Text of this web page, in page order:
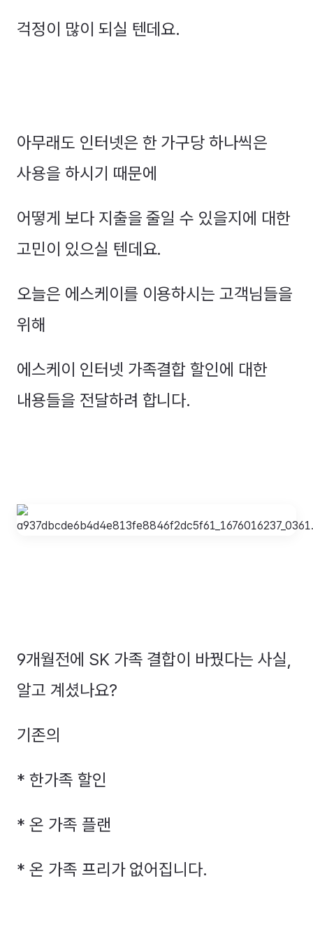
걱정이 많이 되실 텐데요.
아무래도 인터넷은 한 가구당 하나씩은
사용을 하시기 때문에
어떻게 보다 지출을 줄일 수 있을지에 대한
고민이 있으실 텐데요.
오늘은 에스케이를 이용하시는 고객님들을
위해
에스케이 인터넷 가족결합 할인에 대한
내용들을 전달하려 합니다.
9개월전에 SK 가족 결합이 바꿨다는 사실,
알고 계셨나요?
기존의
* 한가족 할인
* 온 가족 플랜
* 온 가족 프리가 없어집니다.